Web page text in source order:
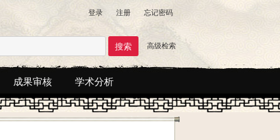
登录 注册 忘记密码
高级检索
成果审核 学术分析